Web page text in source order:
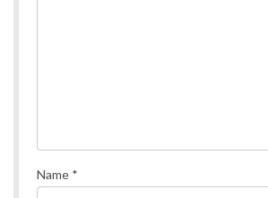
Name *